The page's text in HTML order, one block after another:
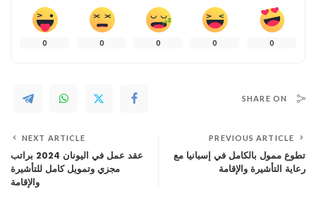
0
0
0
0
0
SHARE ON
PREVIOUS ARTICLE
تطوع ممول بالكامل في إسبانيا مع
رعاية التأشيرة والإقامة
NEXT ARTICLE
عقد عمل في اليونان 2024 براتب
مجزي وتمويل كامل للتأشيرة
والإقامة